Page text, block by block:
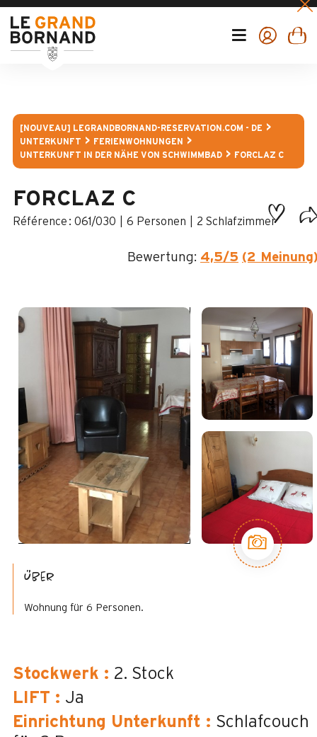
[NOUVEAU] LEGRANDBORNAND-RESERVATION.COM - DE
UNTERKUNFT
FERIENWOHNUNGEN
UNTERKUNFT IN DER NÄHE VON SCHWIMMBAD
FORCLAZ C
FORCLAZ C
: 061/030 6 Personen 2 Schlafzimmer
Bewertung: 4,5/5 (2
Über
Wohnung für 6 Personen.
Stockwerk : 2. Stock
LIFT : Ja
Einrichtung Unterkunft : Schlafcouch